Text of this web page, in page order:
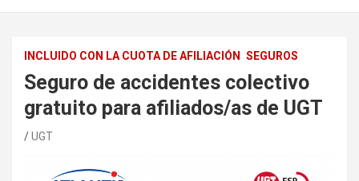
INCLUIDO CON LA CUOTA DE AFILIACIÓN SEGUROS
Seguro de accidentes colectivo
gratuito para afiliados/as de UGT
UGT